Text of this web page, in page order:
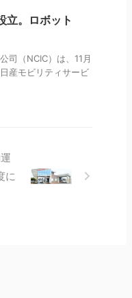
立。ロボット
司（NCIC）は、11月
産モビリティサービ
に